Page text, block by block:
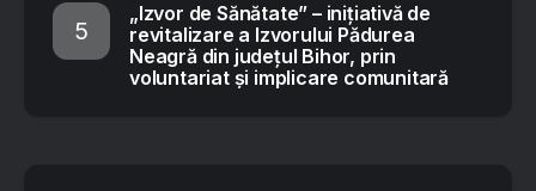
„Izvor de Sănătate” – inițiativă de
revitalizare a Izvorului Pădurea
Neagră din județul Bihor, prin
voluntariat și implicare comunitară